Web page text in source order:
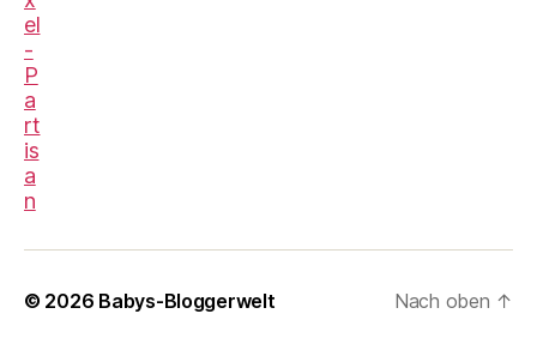
© 2026 Babys-Bloggerwelt Nach oben ↑